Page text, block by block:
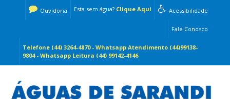
Acessibilidade
Esta sem água? Clique Aqui
Ouvidoria
Fale Conosco
Telefone (44) 3264-4870 - Whatsapp Atendimento (44)99138-
9804 - Whatsapp Leitura (44) 99142-4146